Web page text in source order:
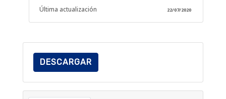
Última actualización 22/07/2020
DESCARGAR